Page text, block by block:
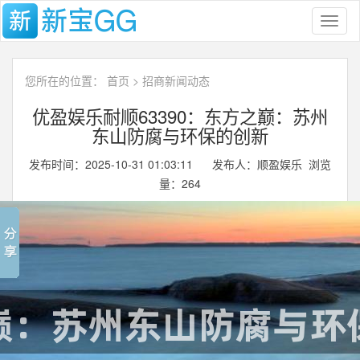
您所在的位置： 首页 > 招商新闻动态
优盈娱乐耐顺63390：东方之巅：苏州
东山防腐与环保的创新
发布时间：2025-10-31 01:03:11 发布人：顺盈娱乐 浏览
量： 264